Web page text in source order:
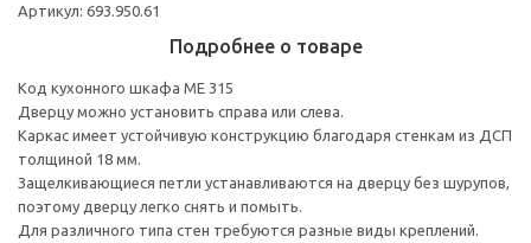
Артикул: 693.950.61
Подробнее о товаре
Код кухонного шкафа ME 315
Дверцу можно установить справа или слева.
Каркас имеет устойчивую конструкцию благодаря стенкам из ДСП
толщиной 18 мм.
Защелкивающиеся петли устанавливаются на дверцу без шурупов,
поэтому дверцу легко снять и помыть.
Для различного типа стен требуются разные виды креплений.